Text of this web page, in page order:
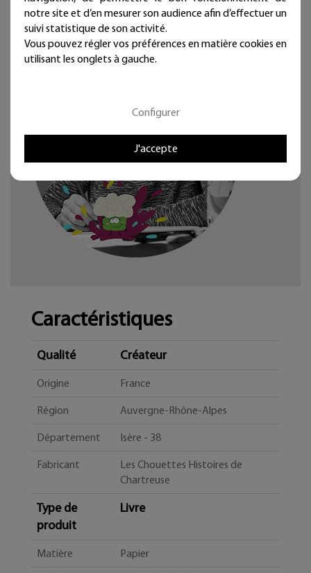
travail. Deux éléments vont tout changer, la ténacité
d'un petit bout de bois et les regard de la malicieuse
Alice.
Caractéristiques
Qualité Créateur
Origine France
Région Auvergne-Rhône-Alpes
Département Isère - 38
Fabricant
Les Chouettes Histoires de
Chartreuse
Type de
produit
Livre
Matière Papier
notre site et d’en mesurer son audience afin d’effectuer un
suivi statistique de son activité.
Vous pouvez régler vos préférences en matière cookies en
utilisant les onglets à gauche.
Configurer
J'accepte